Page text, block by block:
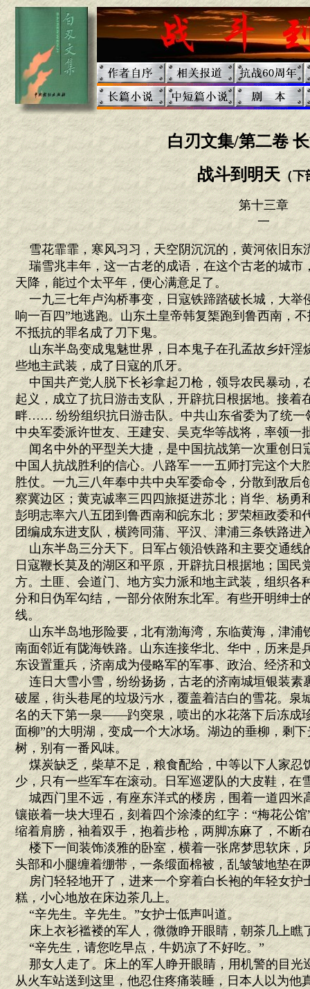
白刃文集/第二卷
战斗到明天（下
第十三章
一
雪花霏霏，寒风习习，天空阴沉沉的，黄河依旧东
瑞雪兆丰年，这一古老的成语，在这个古老的城市
天降，能过个太平年，便心满意足了。
一九三七年卢沟桥事变，日寇铁蹄踏破长城，大举
响一百四”地逃跑。山东土皇帝韩复榘跑到鲁西南，
不抵抗的罪名成了刀下鬼。
山东半岛变成鬼魅世界，日本鬼子在孔孟故乡奸淫
些地主武装，成了日寇的爪牙。
中国共产党人脱下长衫拿起刀枪，领导农民暴动，
起义，成立了抗日游击支队，开辟抗日根据地。接着
畔…… 纷纷组织抗日游击队。中共山东省委为了统一
中央军委派许世友、王建安、吴克华等战将，率领一
闻名中外的平型关大捷，是中国抗战第一次重创日
中国人抗战胜利的信心。八路军一一五师打完这个大
胜仗。一九三八年奉中共中央军委命令，分散到敌后
察冀边区；黄克诚率三四四旅挺进苏北；肖华、杨勇
彭明志率六八五团到鲁西南和皖东北；罗荣桓政委和
团编成东进支队，横跨同蒲、平汉、津浦三条铁路进
山东半岛三分天下。日军占领沿铁路和主要交通线
日寇鞭长莫及的湖区和平原，开辟抗日根据地；国民
方。土匪、会道门、地方实力派和地主武装，组织各
分和日伪军勾结，一部分依附东北军。有些开明绅士
线。
山东半岛地形险要，北有渤海湾，东临黄海，津浦
南面邻近有陇海铁路。山东连接华北、华中，历来是
东设置重兵，济南成为侵略军的军事、政治、经济和
连日大雪小雪，纷纷扬扬，古老的济南城垣银装素
破屋，街头巷尾的垃圾污水，覆盖着洁白的雪花。泉
名的天下第一泉——趵突泉，喷出的水花落下后冻成
面柳”的大明湖，变成一个大冰场。湖边的垂柳，剩
树，别有一番风味。
煤炭缺乏，柴草不足，粮食配给，中等以下人家忍
少，只有一些军车在滚动。日军巡逻队的大皮鞋，在
城西门里不远，有座东洋式的楼房，围着一道四米
镶嵌着一块大理石，刻着四个涂漆的红字：“梅花公
缩着肩膀，袖着双手，抱着步枪，两脚冻麻了，不断
楼下一间装饰淡雅的卧室，横着一张席梦思软床，
头部和小腿缠着绷带，一条缎面棉被，乱皱皱地垫在
房门轻轻地开了，进来一个穿着白长袍的年轻女护
糕，小心地放在床边茶几上。
“辛先生。辛先生。”女护士低声叫道。
床上衣衫褴褛的军人，微微睁开眼睛，朝茶几上瞧
“辛先生，请您吃早点，牛奶凉了不好吃。”
那女人走了。床上的军人睁开眼睛，用机警的目光
从火车站送到这里，他忍住疼痛装睡，日本人以为他